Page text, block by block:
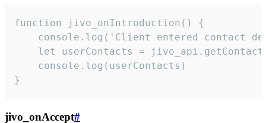
function jivo_onIntroduction() {
console.log('Client entered contact
let userContacts =
    console.log(userContacts)
}
jivo_onAccept#